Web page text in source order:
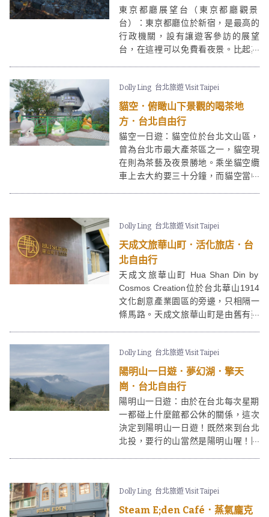
東京都廳展望台（東京都廳觀景
台）：東京都廳位於新宿，是最高的
行政機關，設有讓遊客參訪的展望
台，在這裡可以免費看夜景。比起其
和新宿的高樓大廈，是東京鐵塔和
本木Sky Deck外的另一個選擇。
Dolly Ling 台北旅遊 Visit Taipei
貓空．俯瞰山下景觀的喝茶地
方．台北自由行
貓空一日遊：貓空位於台北文山區，
曾為台北市最大產茶區之一，貓空現
在則為茶藝及夜景勝地。乘坐貓空纜
車上去大約要三十分鐘，而貓空當中
Dolly Ling 台北旅遊 Visit Taipei
天成文旅華山町．活化旅店．台
北自由行
天成文旅華山町 Hua Shan Din by
Cosmos Creation位於台北華山1914
文化創意產業園區的旁邊，只相隔一
條馬路。天成文旅華山町是由舊有建
文旅華山町前身是第一銀行所屬的倉
庫，也曾作為一銀證券使用。
Dolly Ling 台北旅遊 Visit Taipei
陽明山一日遊．夢幻湖．擎天
崗．台北自由行
陽明山一日遊：由於在台北每次星期
一都碰上什麼館都公休的關係，這次
決定到陽明山一日遊！既然來到台北
北投，要行的山當然是陽明山喔！陽
Dolly Ling 台北旅遊 Visit Taipei
Steam E;den Café．蒸氣龐克